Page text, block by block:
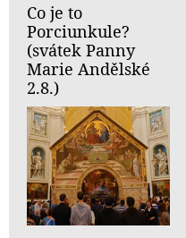
Co je to
Porciunkule?
(svátek Panny
Marie Andělské
2.8.)